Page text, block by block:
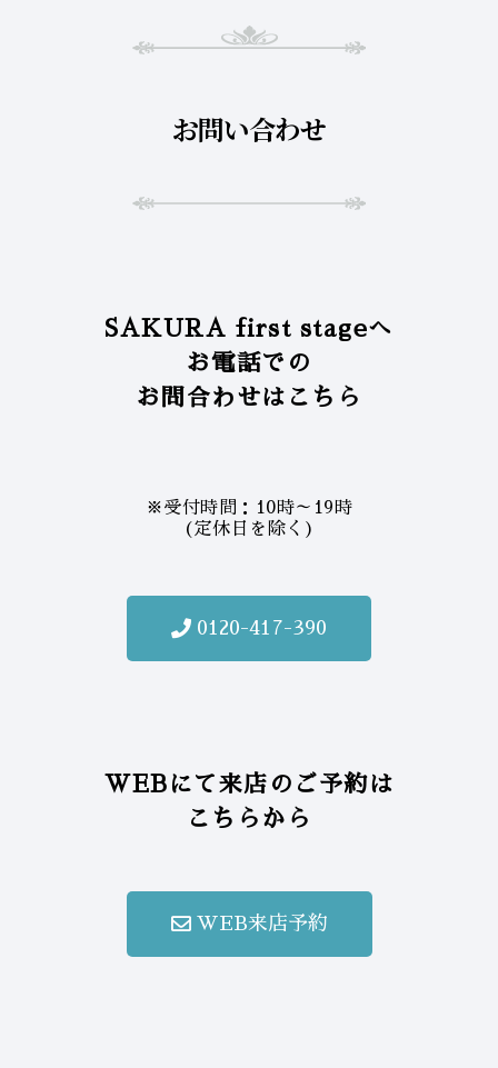
お問い合わせ
SAKURA first stageへ
お電話での
お問合わせはこちら
※受付時間：10時～19時
(定休日を除く)
0120-417-390
WEBにて来店のご予約は
こちらから
WEB来店予約